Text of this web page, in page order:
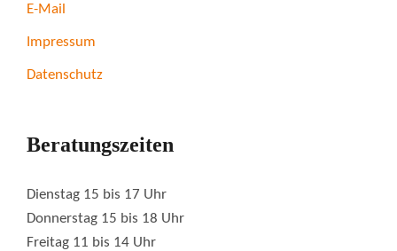
E-Mail
Impressum
Datenschutz
Beratungszeiten
Dienstag 15 bis 17 Uhr
Donnerstag 15 bis 18 Uhr
Freitag 11 bis 14 Uhr